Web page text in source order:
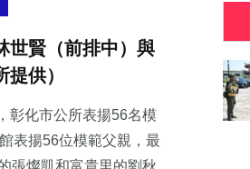
世賢（前排中）與
供）
彰化市公所表揚56名模
表揚56位模範父親，最